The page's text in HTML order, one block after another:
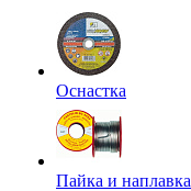
Оснастка
Пайка и наплавка